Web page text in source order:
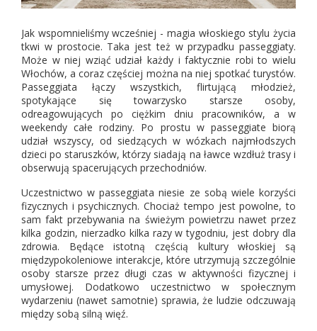
Jak wspomnieliśmy wcześniej - magia włoskiego stylu życia
tkwi w prostocie. Taka jest też w przypadku passeggiaty.
Może w niej wziąć udział każdy i faktycznie robi to wielu
Włochów, a coraz częściej można na niej spotkać turystów.
Passeggiata łączy wszystkich, flirtującą młodzież,
spotykające się towarzysko starsze osoby,
odreagowujących po ciężkim dniu pracowników, a w
weekendy całe rodziny. Po prostu w passeggiate biorą
udział wszyscy, od siedzących w wózkach najmłodszych
dzieci po staruszków, którzy siadają na ławce wzdłuż trasy i
obserwują spacerujących przechodniów.
Uczestnictwo w passeggiata niesie ze sobą wiele korzyści
fizycznych i psychicznych. Chociaż tempo jest powolne, to
sam fakt przebywania na świeżym powietrzu nawet przez
kilka godzin, nierzadko kilka razy w tygodniu, jest dobry dla
zdrowia. Będące istotną częścią kultury włoskiej są
międzypokoleniowe interakcje, które utrzymują szczególnie
osoby starsze przez długi czas w aktywności fizycznej i
umysłowej. Dodatkowo uczestnictwo w społecznym
wydarzeniu (nawet samotnie) sprawia, że ​​ludzie odczuwają
między sobą silną więź.